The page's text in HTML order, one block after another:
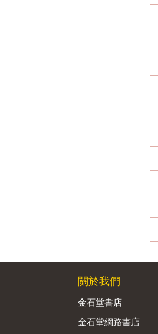
關於我們
金石堂書店
金石堂網路書店